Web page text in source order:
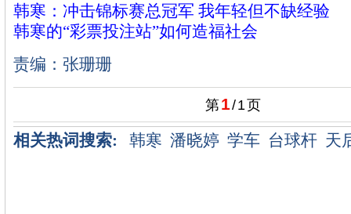
韩寒：冲击锦标赛总冠军 我年轻但不缺经验
韩寒的“彩票投注站”如何造福社会
责编：张珊珊
第1/1页
相关热词搜索: 韩寒 潘晓婷 学车 台球杆 天